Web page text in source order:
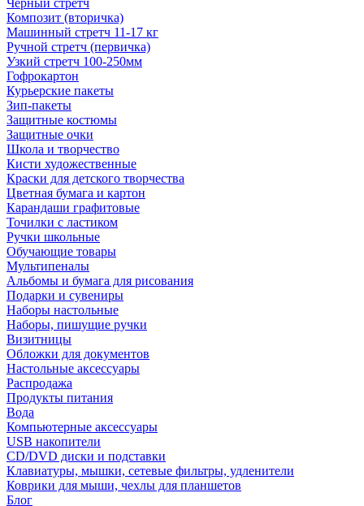
Черный стретч
Композит (вторичка)
Машинный стретч 11-17 кг
Ручной стретч (первичка)
Узкий стретч 100-250мм
Гофрокартон
Курьерские пакеты
Зип-пакеты
Защитные костюмы
Защитные очки
Школа и творчество
Кисти художественные
Краски для детского творчества
Цветная бумага и картон
Карандаши графитовые
Точилки с ластиком
Ручки школьные
Обучающие товары
Мультипеналы
Альбомы и бумага для рисования
Подарки и сувениры
Наборы настольные
Наборы, пишущие ручки
Визитницы
Обложки для документов
Настольные аксессуары
Распродажа
Продукты питания
Вода
Компьютерные аксессуары
USB накопители
CD/DVD диски и подставки
Клавиатуры, мышки, сетевые фильтры, удленители
Коврики для мыши, чехлы для планшетов
Блог